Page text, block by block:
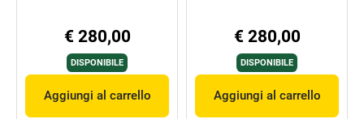
€ 280,00
DISPONIBILE
Aggiungi al carrello
€ 280,00
DISPONIBILE
Aggiungi al carrello